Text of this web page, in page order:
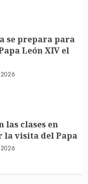
se prepara para
León XIV el
las clases en
la visita del Papa